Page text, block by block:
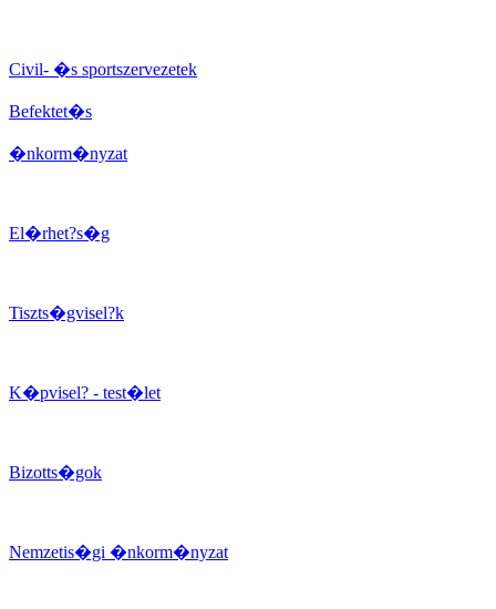
Civil- �s sportszervezetek
Befektet�s
�nkorm�nyzat
El�rhet?s�g
Tiszts�gvisel?k
K�pvisel? - test�let
Bizotts�gok
Nemzetis�gi �nkorm�nyzat